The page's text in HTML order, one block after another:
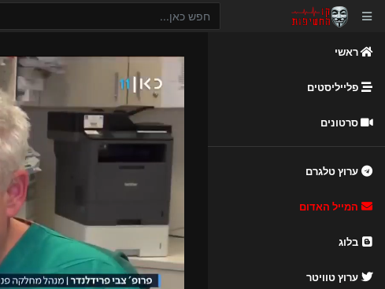
ראשי
פלייליסטים
סרטונים
ערוץ טלגרם
המייל האדום
בלוג
ערוץ טוויטר